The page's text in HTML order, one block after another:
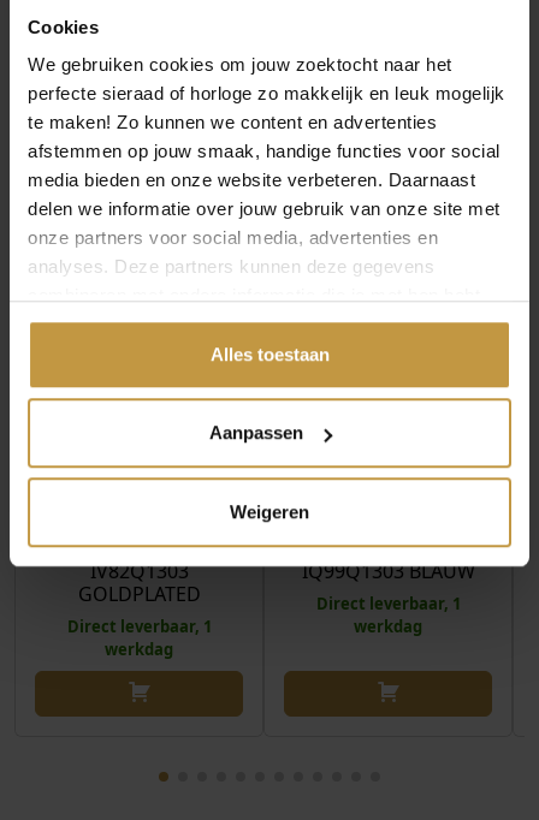
Cookies
We gebruiken cookies om jouw zoektocht naar het
perfecte sieraad of horloge zo makkelijk en leuk mogelijk
te maken! Zo kunnen we content en advertenties
afstemmen op jouw smaak, handige functies voor social
media bieden en onze website verbeteren. Daarnaast
delen we informatie over jouw gebruik van onze site met
onze partners voor social media, advertenties en
analyses. Deze partners kunnen deze gegevens
gedeeld of die ze hebben verzameld via jouw gebruik van
Alles toestaan
Aanpassen
Weigeren
MEER VAN DANISH DESIGN
HORLOGES
€239,00
DANISH DESIGN DKX
PRO HORLOGE
IV82Q1303
GOLDPLATED
Direct leverbaar, 1
werkdag
€219,00
DANISH DESIGN 1303
DKX PRO HORLOGE
IQ99Q1303 BLAUW
Direct leverbaar, 1
werkdag